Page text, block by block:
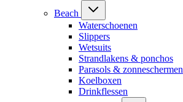
Beach
Waterschoenen
Slippers
Wetsuits
Strandlakens & ponchos
Parasols & zonneschermen
Koelboxen
Drinkflessen